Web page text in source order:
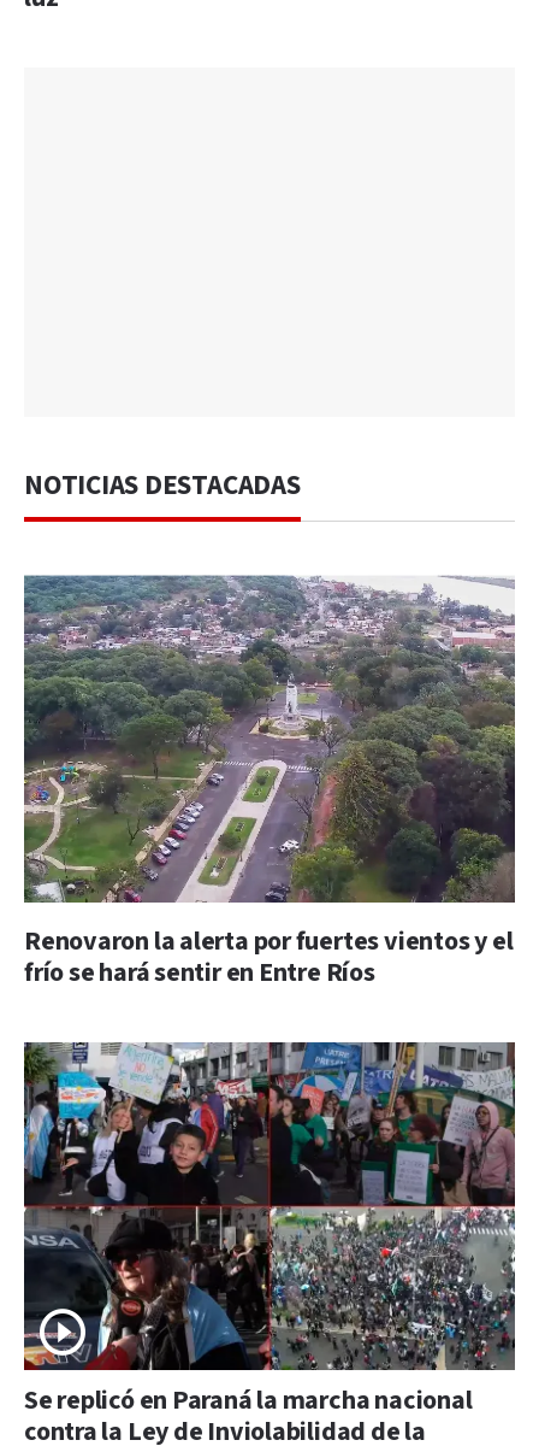
NOTICIAS DESTACADAS
Renovaron la alerta por fuertes vientos y el
frío se hará sentir en Entre Ríos
Se replicó en Paraná la marcha nacional
contra la Ley de Inviolabilidad de la